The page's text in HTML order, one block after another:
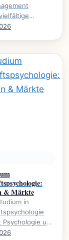
im
& Märkte
in
und
Es eröffnet